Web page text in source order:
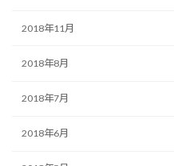
2018年11月
2018年8月
2018年7月
2018年6月